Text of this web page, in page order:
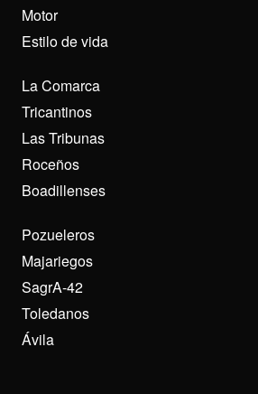
Motor
Estilo de vida
La Comarca
Tricantinos
Las Tribunas
Roceños
Boadillenses
Pozueleros
Majariegos
SagrA-42
Toledanos
Ávila